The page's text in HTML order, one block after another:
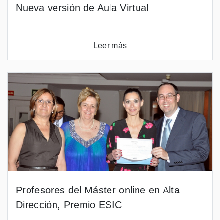
Nueva versión de Aula Virtual
Leer más
Profesores del Máster online en Alta
Dirección, Premio ESIC